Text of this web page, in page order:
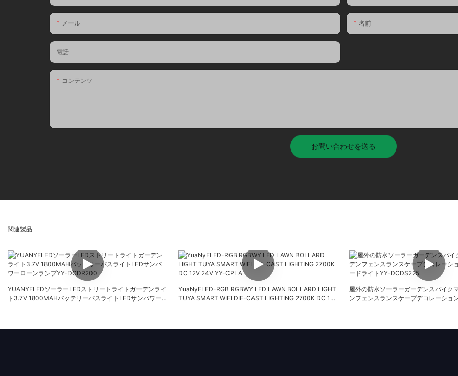
メール 名前
電話
コンテンツ
お問い合わせを送る
関連製品
YUANYELEDソーラーLEDストリートライトガーデンライ
ト3.7V 1800MAHバッテリーパスライトLEDサンパワー
YuaNyELED-RGB RGBWY LED LAWN BOLLARD LIGHT
TUYA SMART WIFI DIE-CAST LIGHTING 2700K DC 12V
屋外の防水ソーラーガーデンスパイク
ンフェンスランスケープデコレーショ